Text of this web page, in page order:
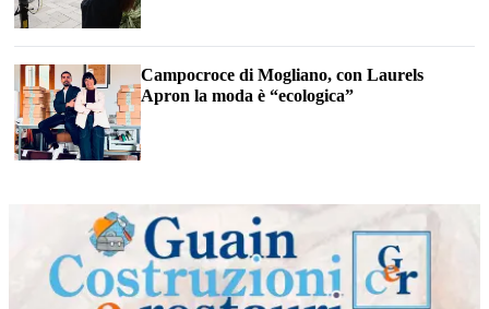
Campocroce di Mogliano, con Laurels
Apron la moda è “ecologica”